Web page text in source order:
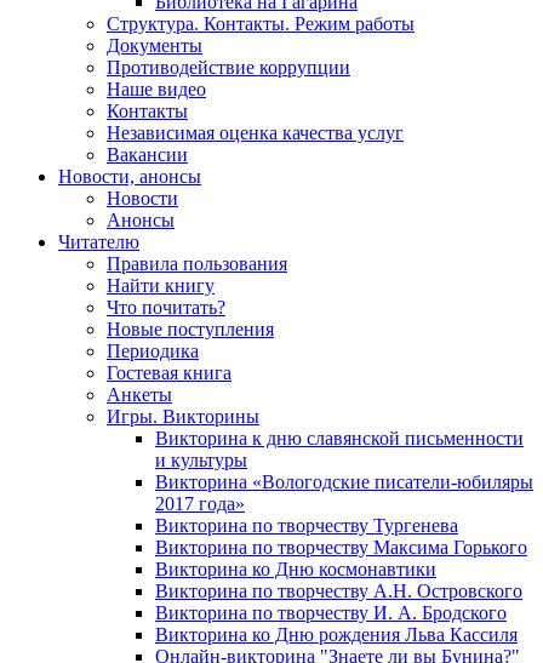
Структура. Контакты. Режим работы
Документы
Противодействие коррупции
Наше видео
Контакты
Независимая оценка качества услуг
Вакансии
Новости, анонсы
Новости
Анонсы
Читателю
Правила пользования
Найти книгу
Что почитать?
Новые поступления
Периодика
Гостевая книга
Анкеты
Игры. Викторины
Викторина к дню славянской письменности
и культуры
Викторина «Вологодские писатели-юбиляры
2017 года»
Викторина по творчеству Тургенева
Викторина по творчеству Максима Горького
Викторина ко Дню космонавтики
Викторина по творчеству А.Н. Островского
Викторина по творчеству И. А. Бродского
Викторина ко Дню рождения Льва Кассиля
Онлайн-викторина "Знаете ли вы Бунина?"